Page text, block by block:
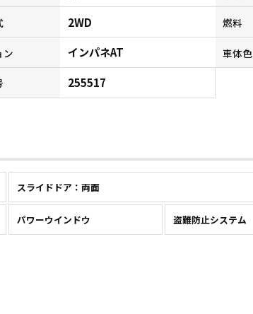
2WD 燃料
ン インパネAT 車体色
255517
スライドドア：両面
パワーウインドウ 盗難防止システム